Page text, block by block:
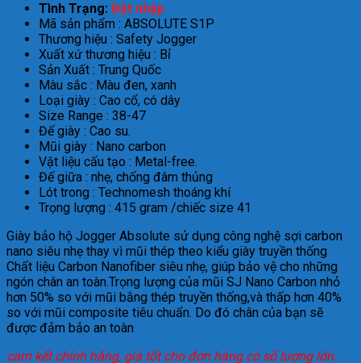
Tình Trạng: Đặt nhập
Mã sản phẩm : ABSOLUTE S1P
Thương hiệu : Safety Jogger
Xuất xứ thương hiệu : Bỉ
Sản Xuất : Trung Quốc
Màu sắc : Màu đen, xanh
Loại giày : Cao cổ, có dây
Size Range : 38-47
Đế giày : Cao su.
Mũi giày : Nano carbon
Vật liệu cấu tạo : Metal-free.
Đế giữa : nhẹ, chống đâm thủng
Lót trong : Technomesh thoáng khí
Trọng lượng : 415 gram /chiếc size 41
Giày bảo hộ Jogger Absolute sử dụng công nghệ sợi carbon
nano siêu nhẹ thay vì mũi thép theo kiểu giày truyền thống
Chất liệu Carbon Nanofiber siêu nhẹ, giúp bảo vệ cho những
ngón chân an toàn.Trọng lượng của mũi SJ Nano Carbon nhỏ
hơn 50% so với mũi bằng thép truyền thống,và thấp hơn 40%
so với mũi composite tiêu chuẩn. Do đó chân của bạn sẽ
được đảm bảo an toàn
cam kết chính hãng, giá tốt cho đơn hàng có số lượng lớn.